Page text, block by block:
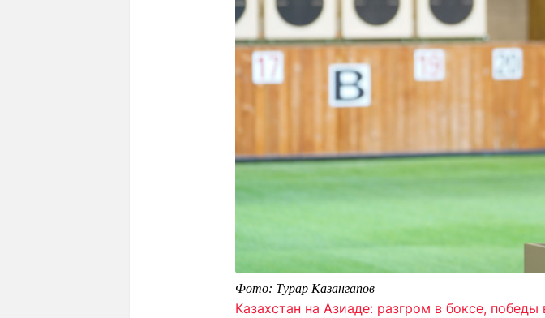
Фото: Турар Казангапов
Казахстан на Азиаде: разгром в боксе,